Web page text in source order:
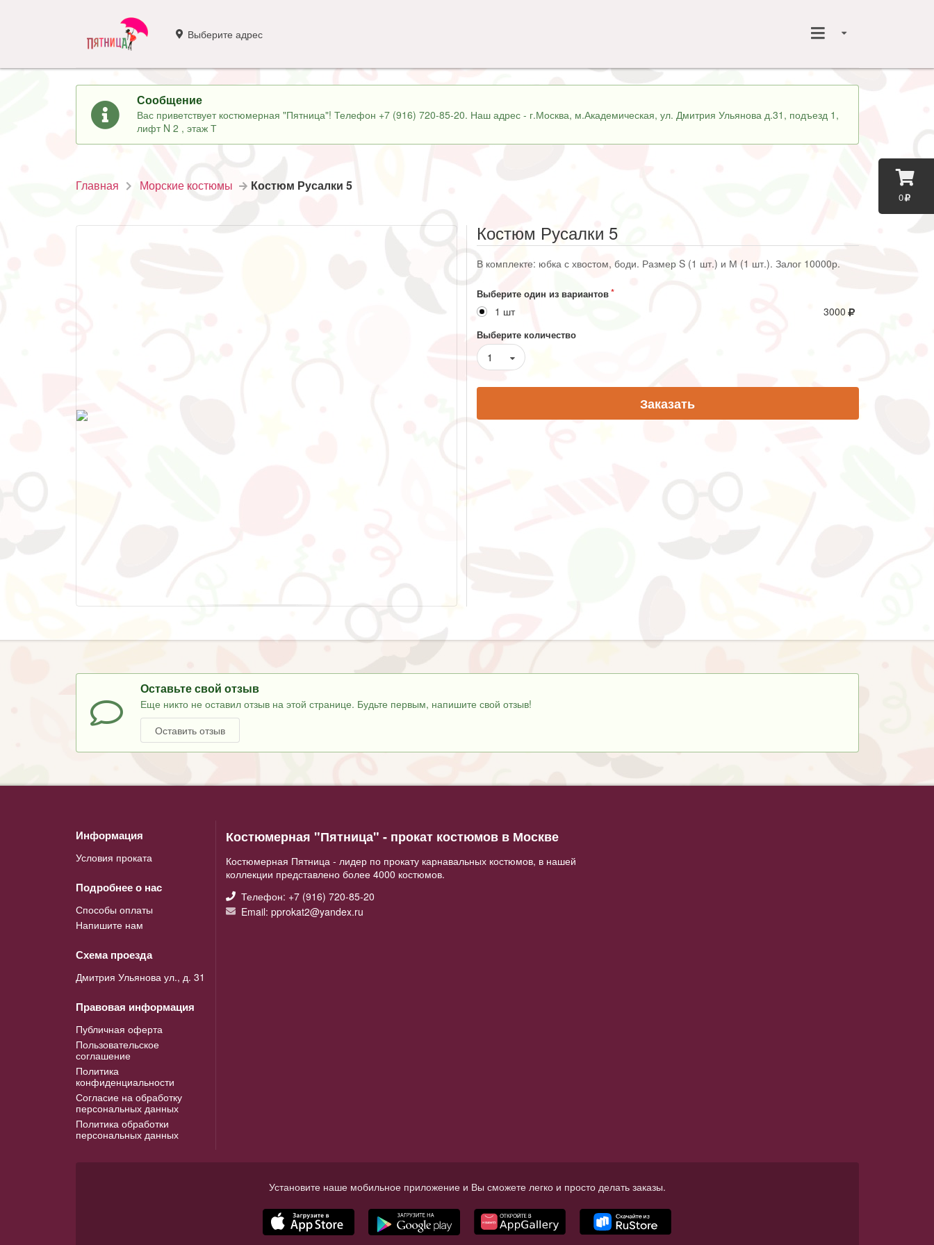
0
Выберите адрес
Сообщение
Вас приветствует костюмерная "Пятница"! Телефон +7 (916) 720-85-20. Наш адрес - г.Москва, м.Академическая, ул. Дмитрия Ульянова д.31, подъезд 1,
лифт N 2 , этаж Т
Главная Морские костюмы Костюм Русалки 5
Костюм Русалки 5
В комплекте: юбка с хвостом, боди. Размер S (1 шт.) и М (1 шт.). Залог 10000р.
Выберите один из вариантов
1 шт 3000
Выберите количество
1
Заказать
Оставьте свой отзыв
Еще никто не оставил отзыв на этой странице. Будьте первым, напишите свой отзыв!
Оставить отзыв
Информация
Условия проката
Подробнее о нас
Способы оплаты
Напишите нам
Схема проезда
Дмитрия Ульянова ул., д. 31
Правовая информация
Публичная оферта
Пользовательское
соглашение
Политика
конфиденциальности
Согласие на обработку
персональных данных
Политика обработки
персональных данных
Костюмерная "Пятница" - прокат костюмов в Москве
Костюмерная Пятница - лидер по прокату карнавальных костюмов, в нашей
коллекции представлено более 4000 костюмов.
Телефон: +7 (916) 720-85-20
Email: pprokat2@yandex.ru
Установите наше мобильное приложение и Вы сможете легко и просто делать заказы.